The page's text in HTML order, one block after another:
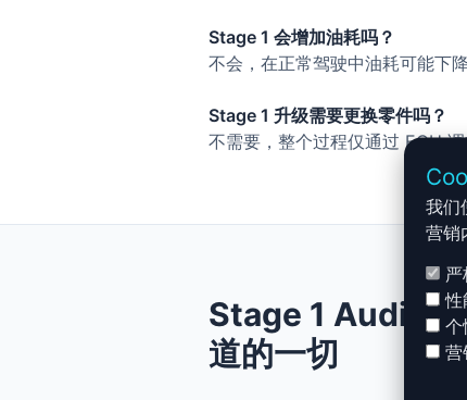
Stage 1 会增加油耗吗？
不会，在正常驾驶中油耗可能下
Stage 1 升级需要更换零件吗？
不需要，整个过程仅通过 ECU
Stage 1 Audi
道的一切
我们
营销
严
性
个
营